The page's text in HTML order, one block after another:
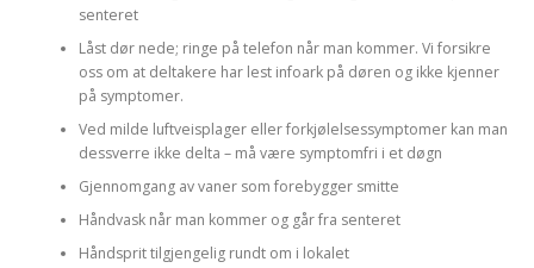
senteret
Låst dør nede; ringe på telefon når man kommer. Vi forsikre
oss om at deltakere har lest infoark på døren og ikke kjenner
på symptomer.
Ved milde luftveisplager eller forkjølelsessymptomer kan man
dessverre ikke delta – må være symptomfri i et døgn
Gjennomgang av vaner som forebygger smitte
Håndvask når man kommer og går fra senteret
Håndsprit tilgjengelig rundt om i lokalet